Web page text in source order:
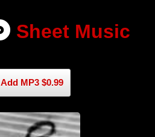
Sheet Music
Add MP3 $0.99